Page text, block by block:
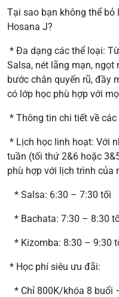
Tại sao bạn không thể
Hosana J?
* Đa dạng các thể loại:
Salsa, nét lãng mạn,
bước chân quyến rũ, đầy
có lớp học phù hợp với
* Thông tin chi tiết về các
* Lịch học linh hoạt: Với
tuần (tối thứ 2&6 hoặc
phù hợp với lịch trình của
* Salsa: 6:30 – 7:30 tối
* Bachata: 7:30 – 8:30
* Kizomba: 8:30 – 9:30
* Học phí siêu ưu đãi:
* Chỉ 800K/khóa 8 buổi